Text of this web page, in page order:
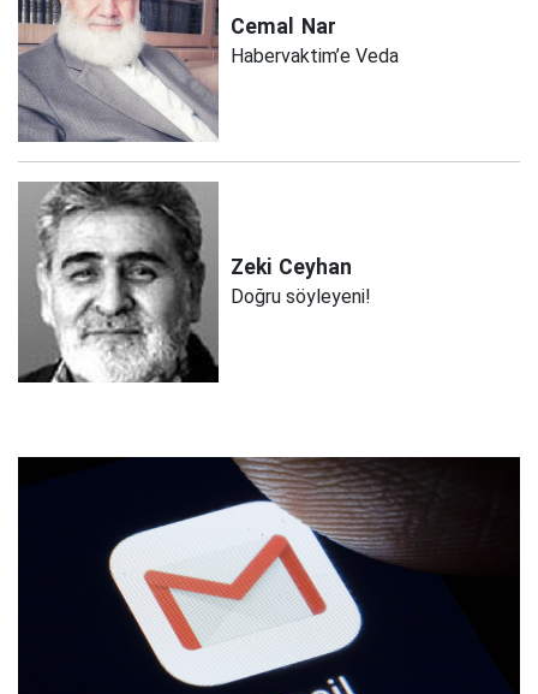
Cemal Nar
Habervaktim’e Veda
Zeki Ceyhan
Doğru söyleyeni!